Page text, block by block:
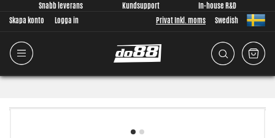
Snabb leverans Kundsupport
In-house R&D
Skapa konto
Logga in Privat Inkl. moms Swedish